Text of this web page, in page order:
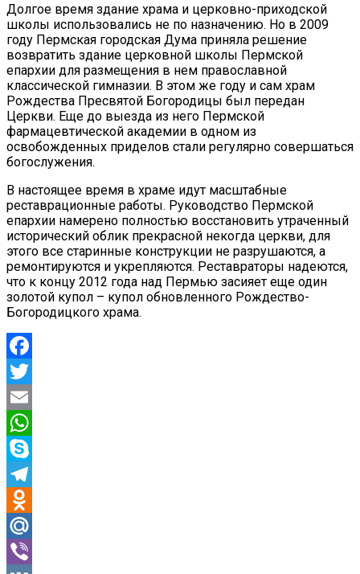
Долгое время здание храма и церковно-приходской
школы использовались не по назначению. Но в 2009
году Пермская городская Дума приняла решение
возвратить здание церковной школы Пермской
епархии для размещения в нем православной
классической гимназии. В этом же году и сам храм
Рождества Пресвятой Богородицы был передан
Церкви. Еще до выезда из него Пермской
фармацевтической академии в одном из
освобожденных приделов стали регулярно совершаться
богослужения.
В настоящее время в храме идут масштабные
реставрационные работы. Руководство Пермской
епархии намерено полностью восстановить утраченный
исторический облик прекрасной некогда церкви, для
этого все старинные конструкции не разрушаются, а
ремонтируются и укрепляются. Реставраторы надеются,
что к концу 2012 года над Пермью засияет еще один
золотой купол – купол обновленного Рождество-
Богородицкого храма.
Facebook
Twitter
Email
WhatsApp
Skype
Telegram
Odnoklassniki
Mail.Ru